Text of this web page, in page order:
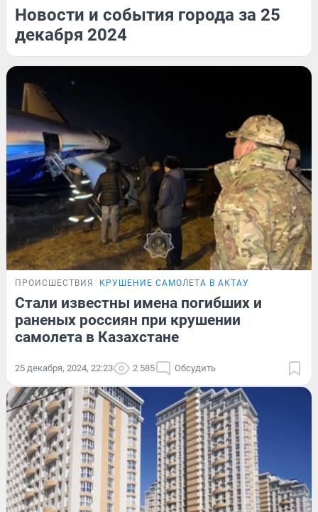
Новости и события города за 25
декабря 2024
ПРОИСШЕСТВИЯ КРУШЕНИЕ САМОЛЕТА В АКТАУ
Стали известны имена погибших и
раненых россиян при крушении
самолета в Казахстане
25 декабря, 2024, 22:23 2 585 Обсудить